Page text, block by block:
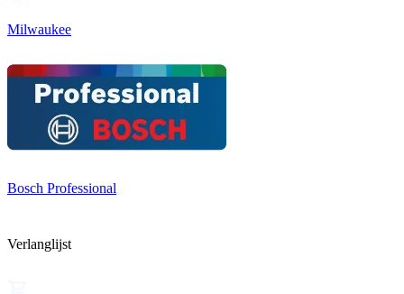
Milwaukee
Bosch Professional
Verlanglijst